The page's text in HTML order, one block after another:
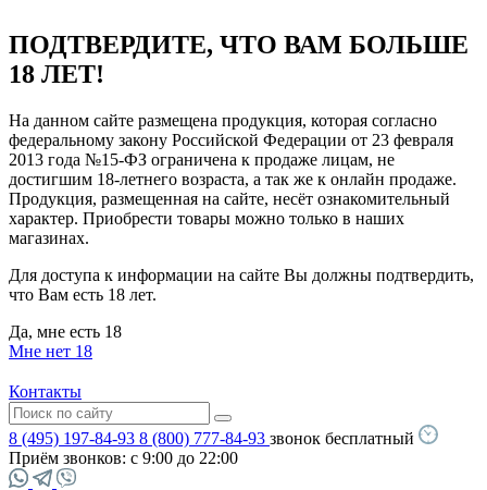
ПОДТВЕРДИТЕ, ЧТО ВАМ БОЛЬШЕ
18 ЛЕТ!
На данном сайте размещена продукция, которая согласно
федеральному закону Российской Федерации от 23 февраля
2013 года №15-ФЗ ограничена к продаже лицам, не
достигшим 18-летнего возраста, а так же к онлайн продаже.
Продукция, размещенная на сайте, несёт ознакомительный
характер. Приобрести товары можно только в наших
магазинах.
Для доступа к информации на сайте Вы должны подтвердить,
что Вам есть 18 лет.
Да, мне есть 18
Мне нет 18
Контакты
8 (495) 197-84-93 8 (800) 777-84-93 звонок бесплатный
Приём звонков: с 9:00 до 22:00